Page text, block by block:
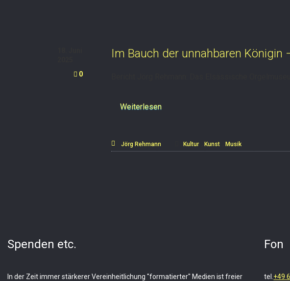
0
Im Bauch der unnahbaren
Weiterlesen
Jörg Rehmann Kultur ,Kunst ,Musik
Spenden etc.
In der Zeit immer stärkerer Vereinheitlichung "formatierter" Medien ist freier
Fon
tel. +49